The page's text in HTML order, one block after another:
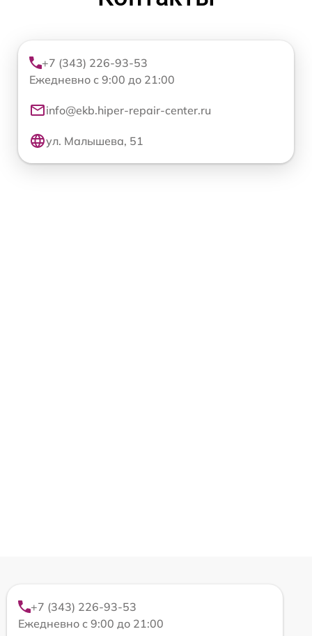
+7 (343) 226-93-53
Ежедневно с 9:00 до 21:00
info@ekb.hiper-repair-center.ru
ул. Малышева, 51
+7 (343) 226-93-53
Ежедневно с 9:00 до 21:00